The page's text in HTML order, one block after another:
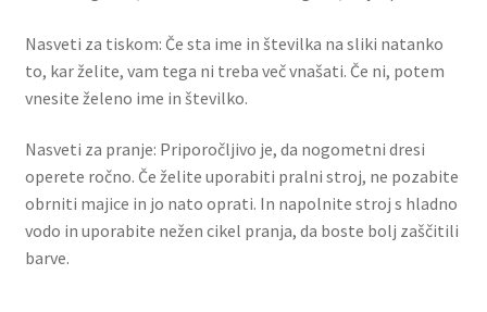
Nasveti za tiskom: Če sta ime in številka na sliki natanko
to, kar želite, vam tega ni treba več vnašati. Če ni, potem
vnesite želeno ime in številko.
Nasveti za pranje: Priporočljivo je, da nogometni dresi
operete ročno. Če želite uporabiti pralni stroj, ne pozabite
obrniti majice in jo nato oprati. In napolnite stroj s hladno
vodo in uporabite nežen cikel pranja, da boste bolj zaščitili
barve.